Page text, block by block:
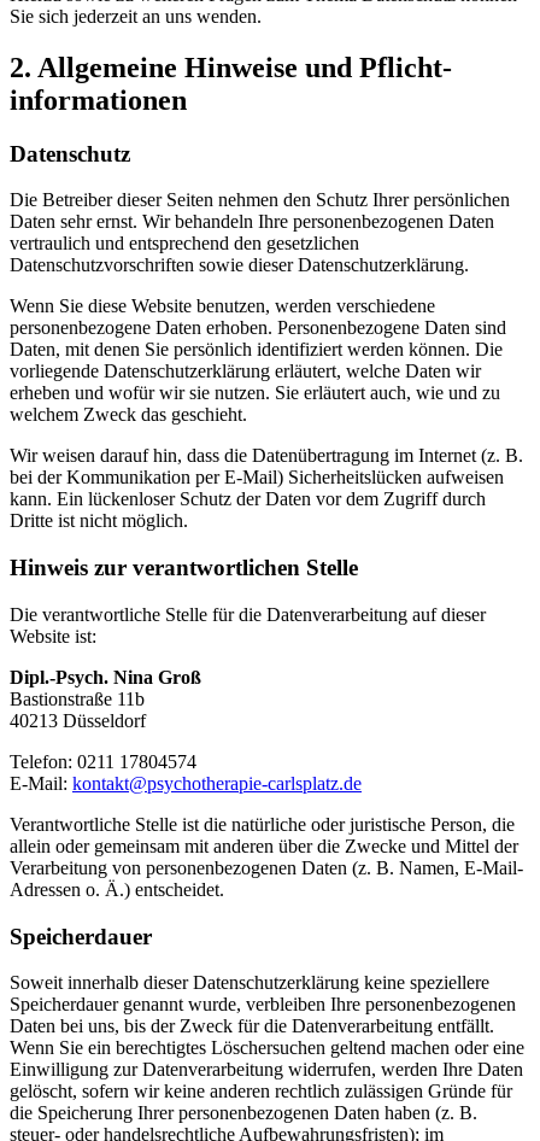
Sie sich jederzeit an uns wenden.
2. Allgemeine Hinweise und Pflicht­
informationen
Datenschutz
Die Betreiber dieser Seiten nehmen den Schutz Ihrer persönlichen
Daten sehr ernst. Wir behandeln Ihre personenbezogenen Daten
vertraulich und entsprechend den gesetzlichen
Datenschutzvorschriften sowie dieser Datenschutzerklärung.
Wenn Sie diese Website benutzen, werden verschiedene
personenbezogene Daten erhoben. Personenbezogene Daten sind
Daten, mit denen Sie persönlich identifiziert werden können. Die
vorliegende Datenschutzerklärung erläutert, welche Daten wir
erheben und wofür wir sie nutzen. Sie erläutert auch, wie und zu
welchem Zweck das geschieht.
Wir weisen darauf hin, dass die Datenübertragung im Internet (z. B.
bei der Kommunikation per E-Mail) Sicherheitslücken aufweisen
kann. Ein lückenloser Schutz der Daten vor dem Zugriff durch
Dritte ist nicht möglich.
Hinweis zur verantwortlichen Stelle
Die verantwortliche Stelle für die Datenverarbeitung auf dieser
Website ist:
Dipl.-Psych. Nina Groß
Bastionstraße 11b
40213 Düsseldorf
Telefon: 0211 17804574
E-Mail: kontakt@psychotherapie-carlsplatz.de
Verantwortliche Stelle ist die natürliche oder juristische Person, die
allein oder gemeinsam mit anderen über die Zwecke und Mittel der
Verarbeitung von personenbezogenen Daten (z. B. Namen, E-Mail-
Adressen o. Ä.) entscheidet.
Speicherdauer
Soweit innerhalb dieser Datenschutzerklärung keine speziellere
Speicherdauer genannt wurde, verbleiben Ihre personenbezogenen
Daten bei uns, bis der Zweck für die Datenverarbeitung entfällt.
Wenn Sie ein berechtigtes Löschersuchen geltend machen oder eine
Einwilligung zur Datenverarbeitung widerrufen, werden Ihre Daten
gelöscht, sofern wir keine anderen rechtlich zulässigen Gründe für
die Speicherung Ihrer personenbezogenen Daten haben (z. B.
steuer- oder handelsrechtliche Aufbewahrungsfristen); im